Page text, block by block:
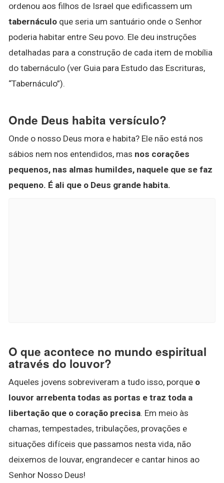
ordenou aos filhos de Israel que edificassem um
tabernáculo que seria um santuário onde o Senhor
poderia habitar entre Seu povo. Ele deu instruções
detalhadas para a construção de cada item de mobília
do tabernáculo (ver Guia para Estudo das Escrituras,
“Tabernáculo”).
Onde Deus habita versículo?
Onde o nosso Deus mora e habita? Ele não está nos
sábios nem nos entendidos, mas nos corações
pequenos, nas almas humildes, naquele que se faz
pequeno. É ali que o Deus grande habita.
O que acontece no mundo espiritual
através do louvor?
Aqueles jovens sobreviveram a tudo isso, porque o
louvor arrebenta todas as portas e traz toda a
libertação que o coração precisa. Em meio às
chamas, tempestades, tribulações, provações e
situações difíceis que passamos nesta vida, não
deixemos de louvar, engrandecer e cantar hinos ao
Senhor Nosso Deus!